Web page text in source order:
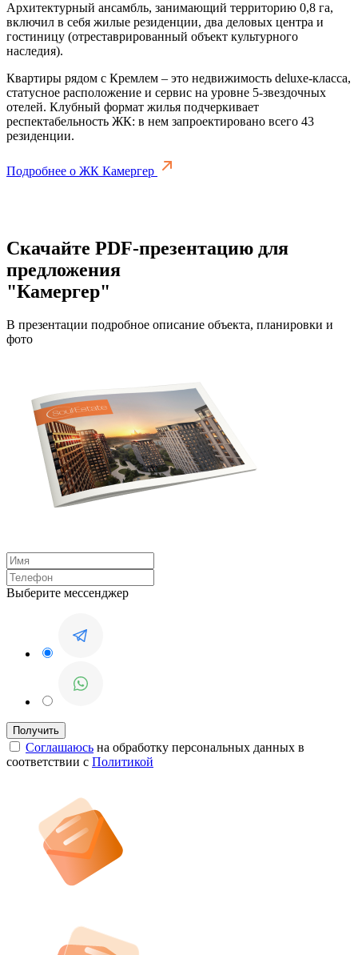
Архитектурный ансамбль, занимающий территорию 0,8 га,
включил в себя жилые резиденции, два деловых центра и
гостиницу (отреставрированный объект культурного
наследия).
Квартиры рядом с Кремлем – это недвижимость deluxe-класса,
статусное расположение и сервис на уровне 5-звездочных
отелей. Клубный формат жилья подчеркивает
респектабельность ЖК: в нем запроектировано всего 43
резиденции.
Подробнее о ЖК Камергер
Скачайте PDF-презентацию для
предложения
"Камергер"
В презентации подробное описание объекта, планировки и
фото
Выберите мессенджер
Соглашаюсь на обработку персональных данных в
соответствии с Политикой